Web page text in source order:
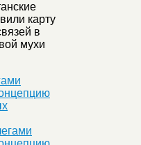
карту
в
мухи